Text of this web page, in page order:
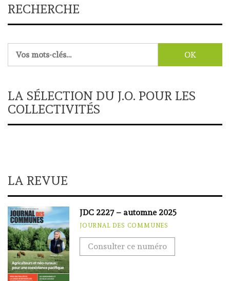
RECHERCHE
LA SÉLECTION DU J.O. POUR LES
COLLECTIVITÉS
LA REVUE
JDC 2227 – automne 2025
JOURNAL DES COMMUNES
Consulter ce numéro